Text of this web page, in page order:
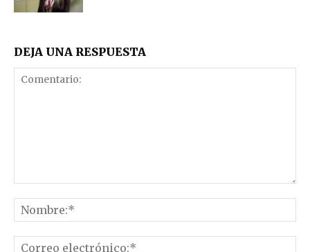
DEJA UNA RESPUESTA